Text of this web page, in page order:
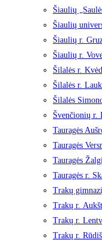
Šiaulių
Šiaulių
Šiaulių r.
Šiaulių r.
Šilalės r.
Šilalės r.
Šilalės
Švenčionių r.
Tauragės
Tauragės
Tauragės
Tauragės r.
Trakų
Trakų r.
Trakų r.
Trakų r.